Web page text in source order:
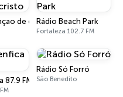
de cristoRádio Beach Park
Fortaleza 102.7 FM
87.9 FM
Rádio Só Forró
São Benedito